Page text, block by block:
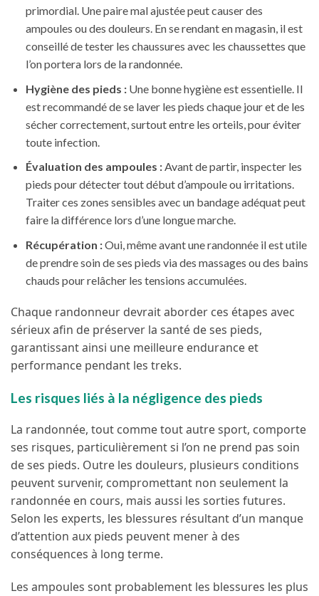
primordial. Une paire mal ajustée peut causer des
ampoules ou des douleurs. En se rendant en magasin, il est
conseillé de tester les chaussures avec les chaussettes que
l’on portera lors de la randonnée.
Hygiène des pieds :Une bonne hygiène est essentielle. Il
est recommandé de se laver les pieds chaque jour et de les
sécher correctement, surtout entre les orteils, pour éviter
toute infection.
Évaluation des ampoules :Avant de partir, inspecter les
pieds pour détecter tout début d’ampoule ou irritations.
Traiter ces zones sensibles avec un bandage adéquat peut
faire la différence lors d’une longue marche.
Récupération :Oui, même avant une randonnée il est utile
de prendre soin de ses pieds via des massages ou des bains
chauds pour relâcher les tensions accumulées.
Chaque randonneur devrait aborder ces étapes avec
sérieux afin de préserver la santé de ses pieds,
garantissant ainsi une meilleure endurance et
performance pendant les treks.
Les risques liés à la négligence des pieds
La randonnée, tout comme tout autre sport, comporte
ses risques, particulièrement si l’on ne prend pas soin
de ses pieds. Outre les douleurs, plusieurs conditions
peuvent survenir, compromettant non seulement la
randonnée en cours, mais aussi les sorties futures.
Selon les experts, les blessures résultant d’un manque
d’attention aux pieds peuvent mener à des
conséquences à long terme.
Les ampoules sont probablement les blessures les plus